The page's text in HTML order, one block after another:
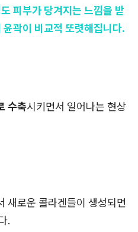
피부가 당겨지는 느낌을 받
곽이 비교적 또렷해집니다.
수축시키면서 일어나는 현상
새로운 콜라겐들이 생성되면
.